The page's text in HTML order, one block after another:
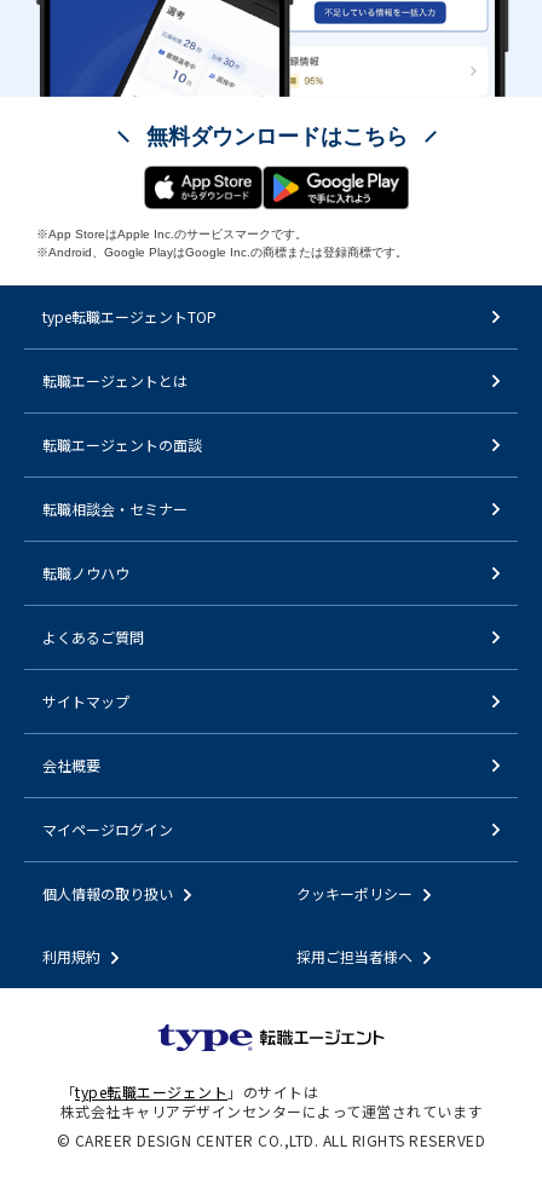
無料ダウンロードはこちら
※App StoreはApple Inc.のサービスマークです。
※Android、Google PlayはGoogle Inc.の商標または登録商標です。
type転職エージェントTOP
転職エージェントとは
転職エージェントの面談
転職相談会・セミナー
転職ノウハウ
よくあるご質問
サイトマップ
会社概要
マイページログイン
個人情報の取り扱い クッキーポリシー
利用規約 採用ご担当者様へ
「type転職エージェント 」のサイトは
株式会社キャリアデザインセンターによって運営されています
© CAREER DESIGN CENTER CO.,LTD. ALL RIGHTS RESERVED